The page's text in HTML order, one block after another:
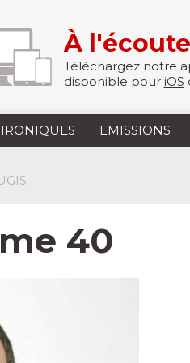
À
Téléchargez notre
disponible pour iOS
EMISSIONS
40